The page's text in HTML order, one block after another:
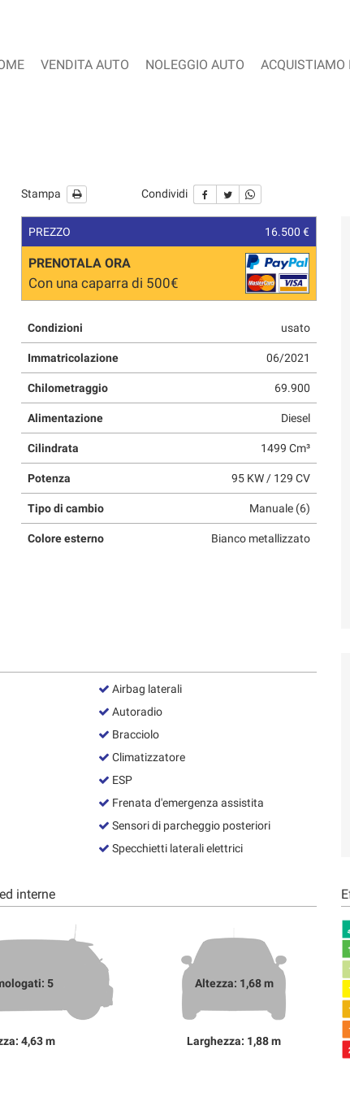
VENDITA AUTO NOLEGGIO AUTO ACQUISTIAMO
Stampa Condividi
PREZZO 16.500 €
PRENOTALA ORA
Con una caparra di 500€
Condizioni usato
Immatricolazione 06/2021
Chilometraggio 69.900
Alimentazione Diesel
Cilindrata 1499 Cm³
Potenza 95 KW / 129 CV
Tipo di cambio Manuale (6)
Colore esterno Bianco metallizzato
Airbag laterali
Autoradio
Bracciolo
Climatizzatore
ESP
Frenata d'emergenza assistita
Sensori di parcheggio posteriori
Specchietti laterali elettrici
interne
5
4,63 m
Altezza: 1,68 m
Larghezza: 1,88 m